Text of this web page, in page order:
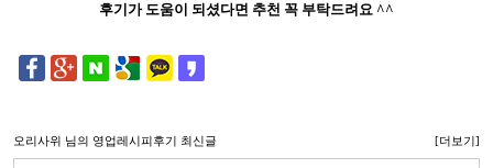
후기가 도움이 되셨다면 추천 꼭 부탁드려요 ^^
오리사위 님의 영업레시피후기 최신글 [더보기]